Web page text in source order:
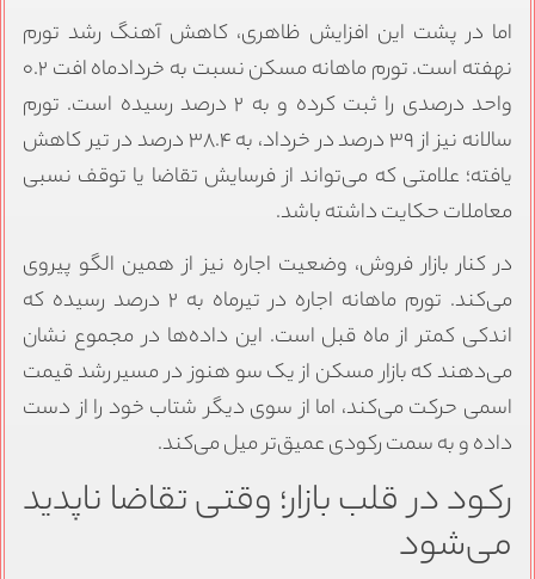
اما در پشت این افزایش ظاهری، کاهش آهنگ رشد تورم
نهفته است. تورم ماهانه مسکن نسبت به خردادماه افت ۰.۲
واحد درصدی را ثبت کرده و به ۲ درصد رسیده است. تورم
سالانه نیز از ۳۹ درصد در خرداد، به ۳۸.۴ درصد در تیر کاهش
یافته؛ علامتی که می‌تواند از فرسایش تقاضا یا توقف نسبی
معاملات حکایت داشته باشد.
در کنار بازار فروش، وضعیت اجاره نیز از همین الگو پیروی
می‌کند. تورم ماهانه اجاره در تیرماه به ۲ درصد رسیده که
اندکی کمتر از ماه قبل است. این داده‌ها در مجموع نشان
می‌دهند که بازار مسکن از یک ‌سو هنوز در مسیر رشد قیمت
اسمی حرکت می‌کند، اما از سوی دیگر شتاب خود را از دست
داده و به سمت رکودی عمیق‌تر میل می‌کند.
رکود در قلب بازار؛ وقتی تقاضا ناپدید
می‌شود